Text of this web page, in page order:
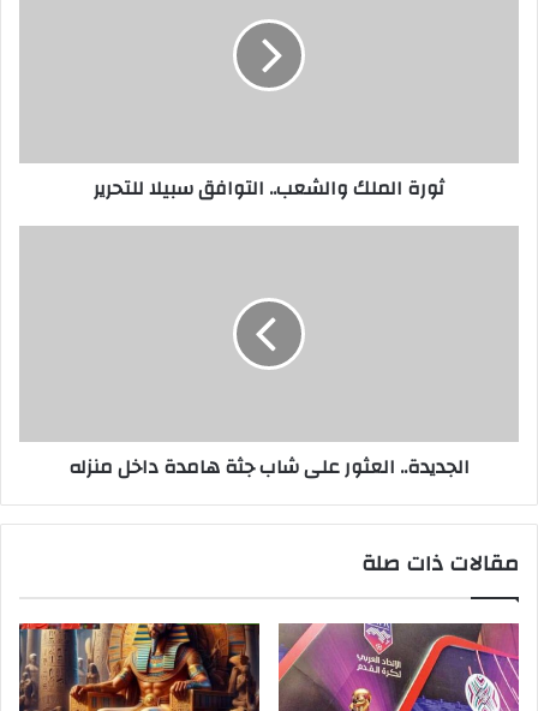
ثورة الملك والشعب.. التوافق سبيلا للتحرير
الجديدة.. العثور على شاب جثة هامدة داخل منزله
مقالات ذات صلة